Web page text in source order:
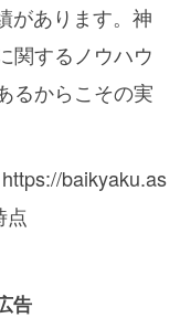
があります。神
関するノウハウ
るからこその実
https://baikyaku.as
点
告